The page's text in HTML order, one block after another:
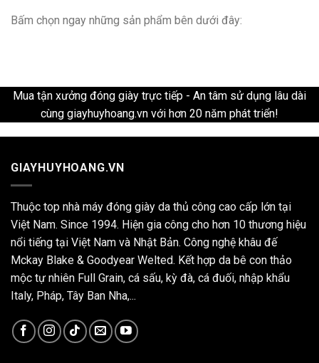
Bấm chọn ngay những sản phẩm bên dưới đây:
Mua tận xưởng đóng giày trực tiếp - An tâm sử dụng lâu dài
cùng giayhuyhoang.vn với hơn 20 năm phát triển!
GIAYHUYHOANG.VN
Thuộc top nhà máy đóng giày da thủ công cao cấp lớn tại
Việt Nam. Since 1994. Hiện gia công cho hơn 10 thương hiệu
nổi tiếng tại Việt Nam và Nhật Bản. Công nghệ khâu đế
Mckay Blake & Goodyear Welted. Kết hợp da bê con thảo
mộc tự nhiên Full Grain, cá sấu, kỳ đà, cá đuối, nhập khẩu
Italy, Pháp, Tây Ban Nha,...